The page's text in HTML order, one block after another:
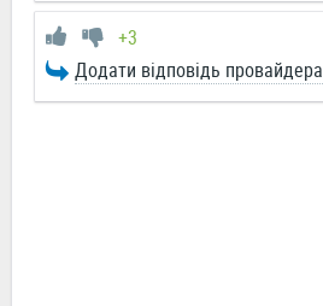
+3
Додати відповідь провайдера